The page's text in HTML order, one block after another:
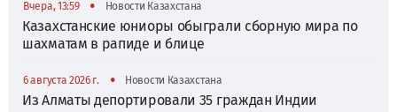
Вчера, 13:59 • Новости Казахстана
Казахстанские юниоры обыграли сборную мира по
шахматам в рапиде и блице
6 августа 2026 г. • Новости Казахстана
Из Алматы депортировали 35 граждан Индии